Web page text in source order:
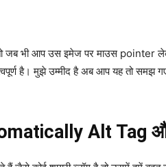
भी आप उस इमेज पर माउस pointer
है। मुझे उम्मीद है अब आप यह तो
Alt Tag